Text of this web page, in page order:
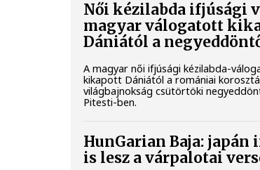
Női kézilabda ifjúsági
magyar válogatott
Dániától a
A magyar női ifjúsági kézilabda-
kikapott Dániától a romániai
világbajnokság csütörtöki
Pitesti-ben.
HunGarian Baja: japán
is lesz a várpalotai